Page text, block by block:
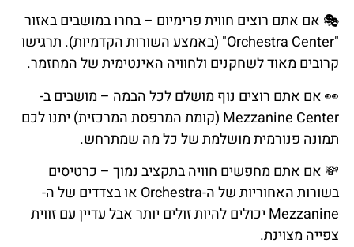
🎭 אם אתם רוצים חוויתפרימיום –בחרובמושביםבאזור
"Orchestra Center" (באמצע השורות הקדמיות). תרגישו
קרובים מאוד לשחקנים ולחוויה האינטימית של המחזמר.
👀אם אתם רוצים נוף מושלםלכלהבמה – מושביםב-
Mezzanine Center (קומת המרפסת המרכזית) יתנו לכם
תמונה פנורמית מושלמת של כל מה שמתרחש.
💸 אם אתם מחפשים חוויהבתקציב נמוך – כרטיסים
בשורותהאחוריותשלה
-Orchestra או בצדדים של ה-
Mezzanine יכולים להיות זולים יותר אבל עדיין עם זווית
צפייה מצוינת.